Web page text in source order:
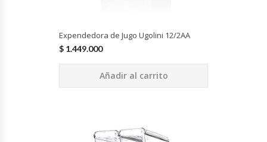
Exhibidoras De Productos Calientes
Exprimidoras De Cítricos
Expendedora de Jugo Ugolini 12/2AA
$ 1.449.000
Añadir al carrito